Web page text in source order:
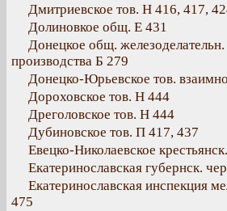
Дмитриевское тов. Н 416, 417,
Долиновкое общ. Е 431
Донецкое общ. железоделательн.
производства Б 279
Донецко-Юрьевское тов.
Дороховское тов. Н 444
Дреголовское тов. Н 444
Дубиновское тов. П 417, 437
Евецко-Николаевское
Екатеринославская губернск.
Екатеринославская инспекция
475